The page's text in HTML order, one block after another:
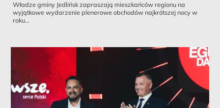
Władze gminy Jedlińsk zapraszają mieszkańców regionu na
wyjątkowe wydarzenie plenerowe obchodów najkrótszej nocy w
roku...